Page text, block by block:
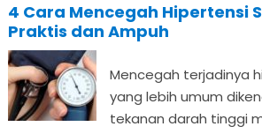
4 Cara Mencegah Hipertensi
Praktis dan Ampuh
Mencegah terjadinya
yang lebih umum
tekanan darah tinggi